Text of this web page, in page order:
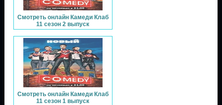
Смотреть онлайн Камеди Клаб
11 сезон 2 выпуск
Смотреть онлайн Камеди Клаб
11 сезон 1 выпуск